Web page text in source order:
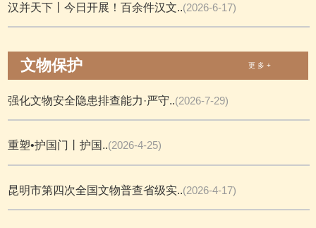
汉并天下丨今日开展！百余件汉文..(2026-6-17)
文物保护 更 多 +
强化文物安全隐患排查能力·严守..(2026-7-29)
重塑•护国门丨护国..(2026-4-25)
昆明市第四次全国文物普查省级实..(2026-4-17)